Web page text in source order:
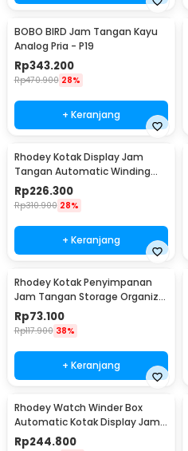
BOBO BIRD Jam Tangan Kayu
Analog Pria - P19
Rp343.200
Rp470.900 28%
+ Keranjang
Rhodey Kotak Display Jam
Tangan Automatic Winding
Watch Box - J125F DE
Rp226.300
Rp310.900 28%
+ Keranjang
Rhodey Kotak Penyimpanan
Jam Tangan Storage Organizer
Watch Box 6 Grid - NIE6
Rp73.100
Rp117.900 38%
+ Keranjang
Rhodey Watch Winder Box
Automatic Kotak Display Jam
Tangan 1 Slot - SKW14
Rp244.800